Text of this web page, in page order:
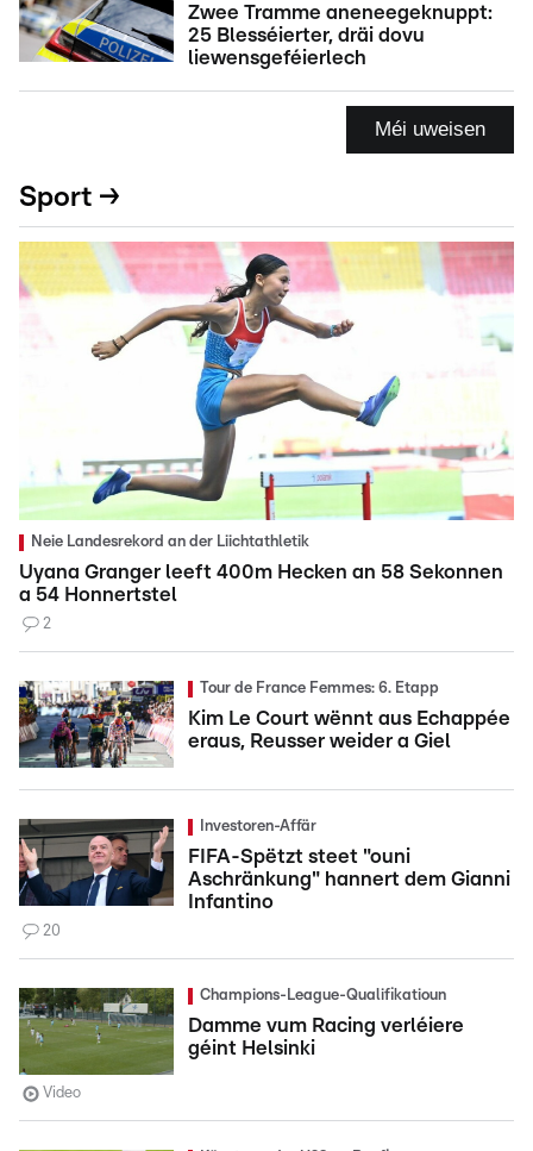
Zwee Tramme aneneegeknuppt:
25 Blesséierter, dräi dovu
liewensgeféierlech
Méi uweisen
Sport →
Neie Landesrekord an der Liichtathletik
Uyana Granger leeft 400m Hecken an 58 Sekonnen
a 54 Honnertstel
2
Tour de France Femmes: 6. Etapp
Kim Le Court wënnt aus Echappée
eraus, Reusser weider a Giel
Investoren-Affär
FIFA-Spëtzt steet "ouni
Aschränkung" hannert dem Gianni
Infantino
20
Champions-League-Qualifikatioun
Damme vum Racing verléiere
géint Helsinki
Video